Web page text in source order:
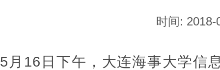
时间: 2018-
5月16日下午，大连海事大学信